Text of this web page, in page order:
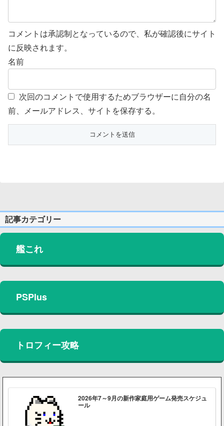
コメントは承認制となっているので、私が確認後にサイト
に反映されます。
名前
次回のコメントで使用するためブラウザーに自分の名
前、メールアドレス、サイトを保存する。
記事カテゴリー
艦これ
PSPlus
トロフィー攻略
2026年7～9月の新作家庭用ゲーム発売スケジュ
ール